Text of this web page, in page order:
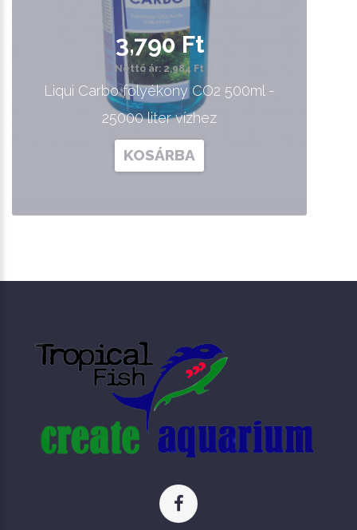
3,790 Ft
Nettó ár: 2,984 Ft
Liqui Carbo folyékony CO2 500ml -
25000 liter vízhez
KOSÁRBA